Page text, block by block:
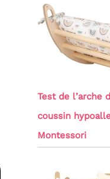
Test de l’arche
coussin
Montessori